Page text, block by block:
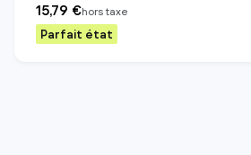
15,79 €hors taxe
Parfait état